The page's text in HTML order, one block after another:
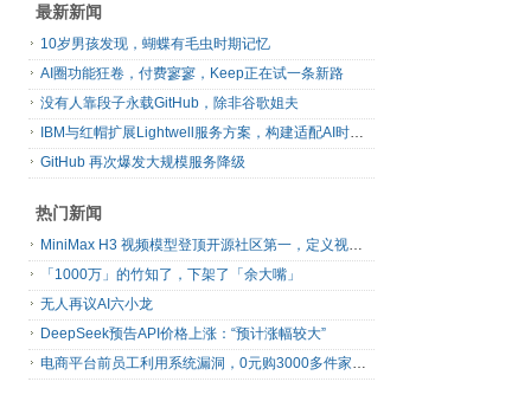
最新新闻
10岁男孩发现，蝴蝶有毛虫时期记忆
AI圈功能狂卷，付费寥寥，Keep正在试一条新路
没有人靠段子永载GitHub，除非谷歌姐夫
IBM与红帽扩展Lightwell服务方案，构建适配AI时代开源生态的可信基础设施
GitHub 再次爆发大规模服务降级
热门新闻
MiniMax H3 视频模型登顶开源社区第一，定义视频模型领域“斩杀线”
「1000万」的竹知了，下架了「余大嘴」
无人再议AI六小龙
DeepSeek预告API价格上涨：“预计涨幅较大”
电商平台前员工利用系统漏洞，0元购3000多件家电！